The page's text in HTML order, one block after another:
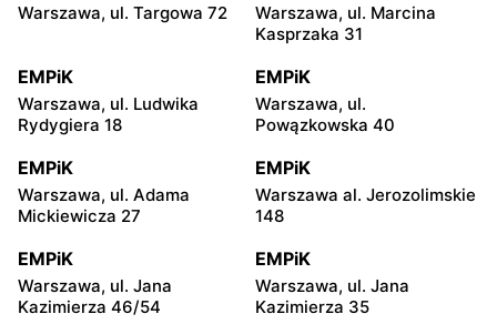
Warszawa, ul. Targowa 72
Warszawa, ul. Marcina
Kasprzaka 31
EMPiK
Warszawa, ul. Ludwika
Rydygiera 18
EMPiK
Warszawa, ul.
Powązkowska 40
EMPiK
Warszawa, ul. Adama
Mickiewicza 27
EMPiK
Warszawa al. Jerozolimskie
148
EMPiK
Warszawa, ul. Jana
Kazimierza 46/54
EMPiK
Warszawa, ul. Jana
Kazimierza 35